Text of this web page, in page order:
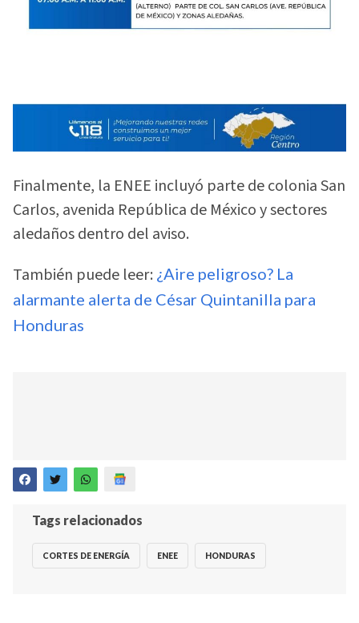
Finalmente, la ENEE incluyó parte de colonia San
Carlos, avenida República de México y sectores
aledaños dentro del aviso.
También puede leer: ¿Aire peligroso? La
alarmante alerta de César Quintanilla para
Honduras
Tags relacionados
CORTES DE ENERGÍA ENEE HONDURAS